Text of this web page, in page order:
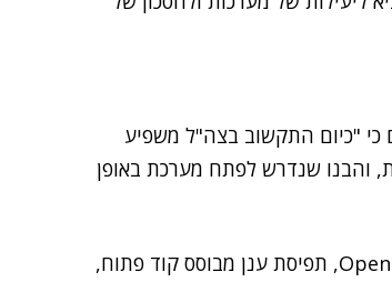
"כיום התקשוב בצה"ל משפיע
והבנו שנדרש לפתח מערכת באופן
הענן, אמר ע', "מבוסס ארכיטקטורה מודרנית ונבנה על בסיס Openstack, תפיסת ענן מבוסס קוד פתוח,